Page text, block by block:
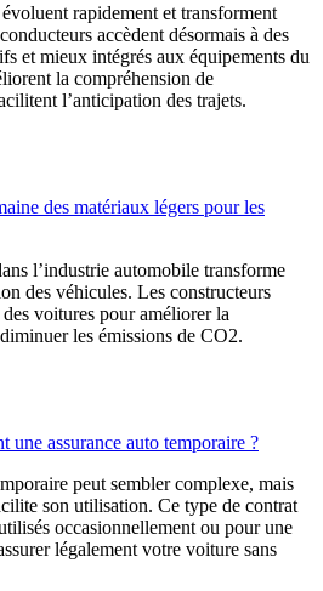
rapidement et transforment
accèdent désormais à des
et mieux intégrés aux équipements du
la compréhension de
l’anticipation des trajets.
des matériaux légers pour les
l’industrie automobile transforme
des véhicules. Les constructeurs
voitures pour améliorer la
les émissions de CO2.
une assurance auto temporaire ?
peut sembler complexe, mais
son utilisation. Ce type de contrat
occasionnellement ou pour une
légalement votre voiture sans